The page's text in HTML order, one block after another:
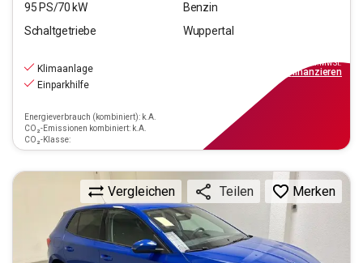
95 PS/70 kW
Benzin
Schaltgetriebe
Wuppertal
Klimaanlage
Einparkhilfe
Energieverbrauch (kombiniert): k.A.
CO₂-Emissionen kombiniert: k.A.
CO₂-Klasse:
inkl.MwSt.
finanzieren
Vergleichen Teilen Merken